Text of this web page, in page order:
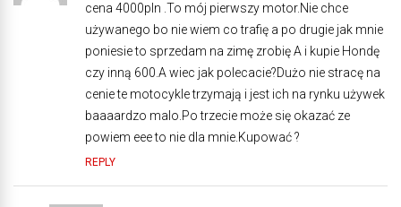
cena 4000pln .To mój pierwszy motor.Nie chce
używanego bo nie wiem co trafię a po drugie jak mnie
poniesie to sprzedam na zimę zrobię A i kupie Hondę
czy inną 600.A wiec jak polecacie?Dużo nie stracę na
cenie te motocykle trzymają i jest ich na rynku używek
baaaardzo malo.Po trzecie może się okazać ze
powiem eee to nie dla mnie.Kupować ?
REPLY